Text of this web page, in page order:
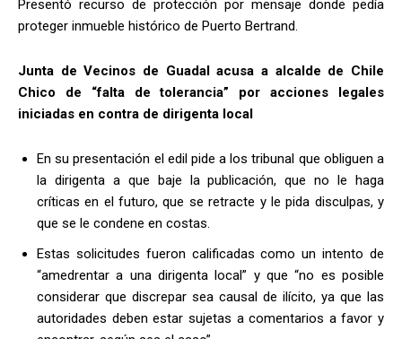
Presentó recurso de protección por mensaje donde pedía
proteger inmueble histórico de Puerto Bertrand.
Junta de Vecinos de Guadal acusa a alcalde de Chile
Chico de “falta de tolerancia” por acciones legales
iniciadas en contra de dirigenta local
En su presentación el edil pide a los tribunal que obliguen a
la dirigenta a que baje la publicación, que no le haga
críticas en el futuro, que se retracte y le pida disculpas, y
que se le condene en costas.
Estas solicitudes fueron calificadas como un intento de
“amedrentar a una dirigenta local” y que “no es posible
considerar que discrepar sea causal de ilícito, ya que las
autoridades deben estar sujetas a comentarios a favor y